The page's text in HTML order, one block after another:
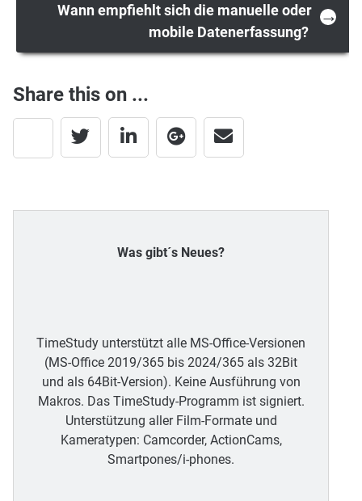
Wann empfiehlt sich die manuelle oder
mobile Datenerfassung?
→
Share this on ...
Was gibt´s Neues?
TimeStudy unterstützt alle MS-Office-Versionen
(MS-Office 2019/365 bis 2024/365 als 32Bit
und als 64Bit-Version). Keine Ausführung von
Makros. Das TimeStudy-Programm ist signiert.
Unterstützung aller Film-Formate und
Kameratypen: Camcorder, ActionCams,
Smartpones/i-phones.